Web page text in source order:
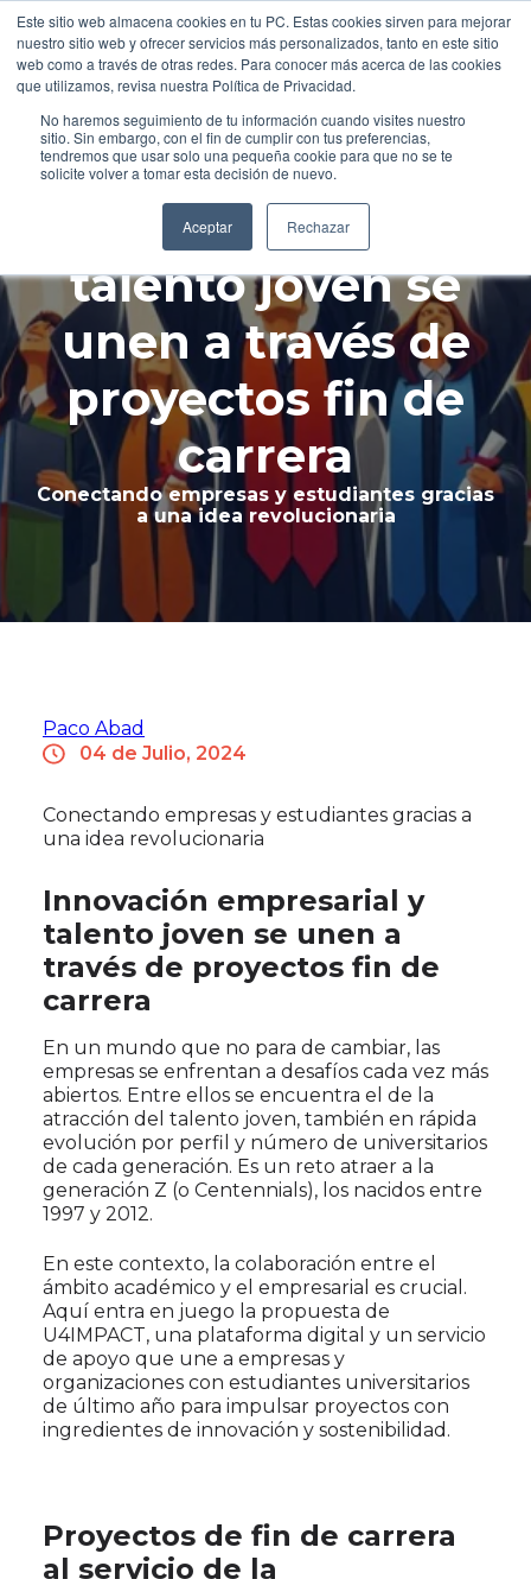
Este sitio web almacena cookies en tu PC. Estas cookies sirven para mejorar
nuestro sitio web y ofrecer servicios más personalizados, tanto en este sitio
web como a través de otras redes. Para conocer más acerca de las cookies
que utilizamos, revisa nuestra Política de Privacidad.
No haremos seguimiento de tu información cuando visites nuestro
sitio. Sin embargo, con el fin de cumplir con tus preferencias,
tendremos que usar solo una pequeña cookie para que no se te
solicite volver a tomar esta decisión de nuevo.
Aceptar Rechazar
Translate »
Al inglé
Innovación
empresarial y
talento joven se
unen a través de
proyectos fin de
carrera
Conectando empresas y estudiantes gracias
a una idea revolucionaria
Paco Abad
04 de Julio, 2024
Conectando empresas y estudiantes gracias a
una idea revolucionaria
Innovación empresarial y
talento joven se unen a
través de proyectos fin de
carrera
En un mundo que no para de cambiar, las
empresas se enfrentan a desafíos cada vez más
abiertos. Entre ellos se encuentra el de la
atracción del talento joven, también en rápida
evolución por perfil y número de universitarios
de cada generación. Es un reto atraer a la
generación Z (o Centennials), los nacidos entre
1997 y 2012.
En este contexto, la colaboración entre el
ámbito académico y el empresarial es crucial.
Aquí entra en juego la propuesta de
U4IMPACT, una plataforma digital y un servicio
de apoyo que une a empresas y
organizaciones con estudiantes universitarios
de último año para impulsar proyectos con
ingredientes de innovación y sostenibilidad.
Proyectos de fin de carrera
al servicio de la